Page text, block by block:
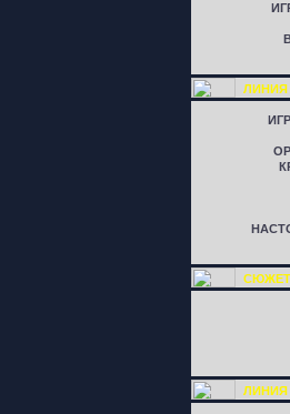
ЛИНИЯ
ЛИНИЯ